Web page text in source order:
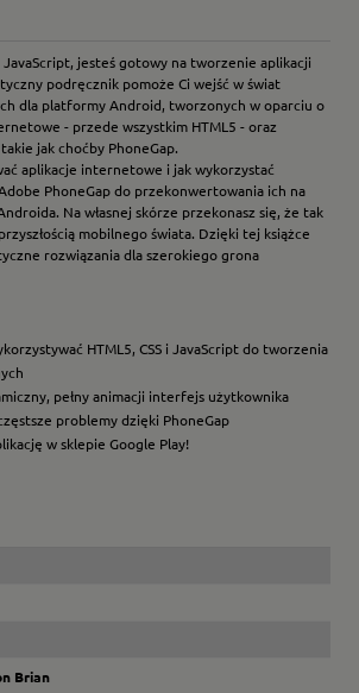
i JavaScript, jesteś gotowy na tworzenie aplikacji
podręcznik pomoże Ci wejść w świat
dla platformy Android, tworzonych w oparciu o
- przede wszystkim HTML5 - oraz
jak choćby PhoneGap.
aplikacje internetowe i jak wykorzystać
PhoneGap do przekonwertowania ich na
Na własnej skórze przekonasz się, że tak
mobilnego świata. Dzięki tej książce
rozwiązania dla szerokiego grona
HTML5, CSS i JavaScript do tworzenia
pełny animacji interfejs użytkownika
problemy dzięki PhoneGap
w sklepie Google Play!
Brian